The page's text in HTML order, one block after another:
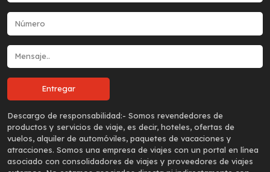
Descargo de responsabilidad:- Somos revendedores de
productos y servicios de viaje, es decir, hoteles, ofertas de
vuelos, alquiler de automóviles, paquetes de vacaciones y
atracciones. Somos una empresa de viajes con un portal en línea
asociado con consolidadores de viajes y proveedores de viajes